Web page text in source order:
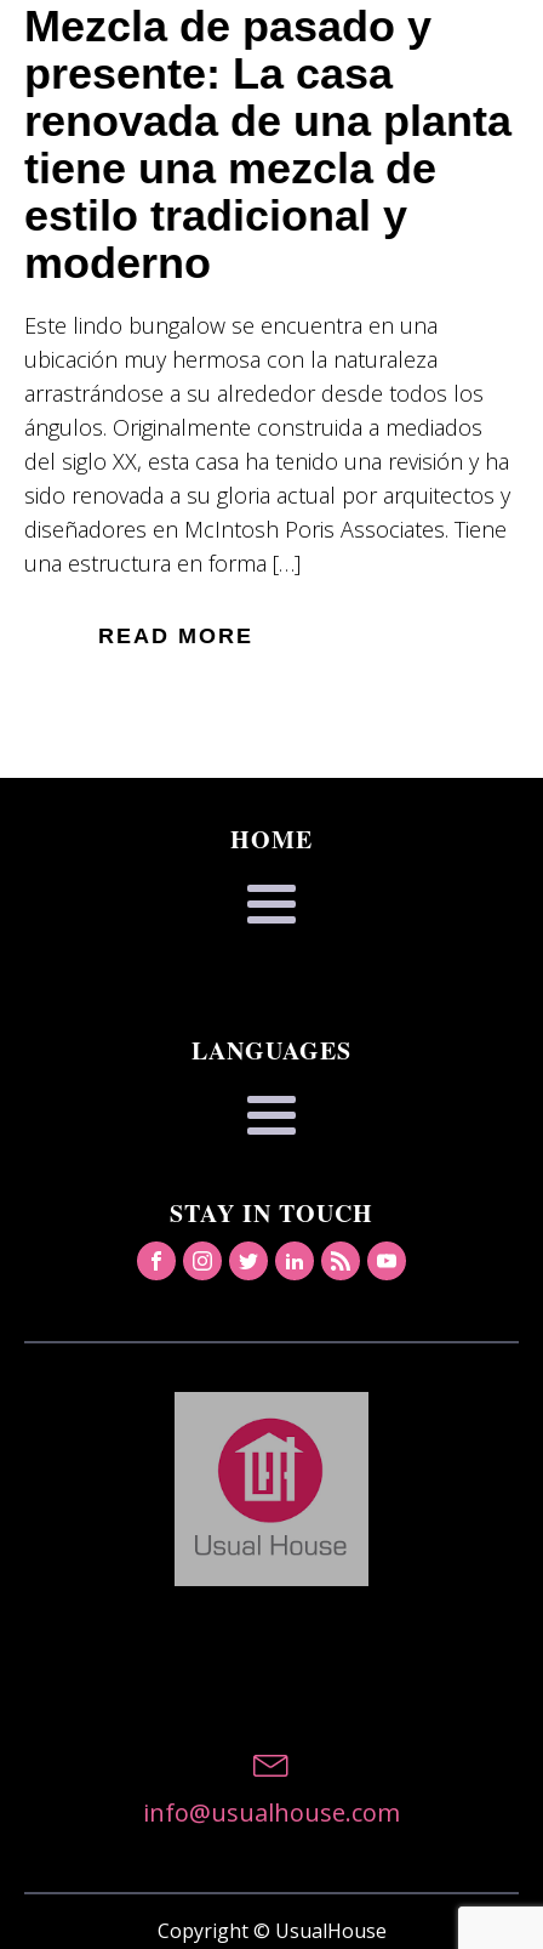
Mezcla de pasado y
presente: La casa
renovada de una planta
tiene una mezcla de
estilo tradicional y
moderno
Este lindo bungalow se encuentra en una
ubicación muy hermosa con la naturaleza
arrastrándose a su alrededor desde todos los
ángulos. Originalmente construida a mediados
del siglo XX, esta casa ha tenido una revisión y ha
sido renovada a su gloria actual por arquitectos y
diseñadores en McIntosh Poris Associates. Tiene
una estructura en forma […]
READ MORE
HOME
LANGUAGES
STAY IN TOUCH
info@usualhouse.com
Copyright © UsualHouse